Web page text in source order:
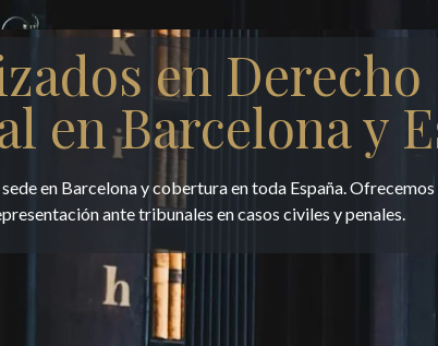
en
en Barcelona y
en Barcelona y cobertura en toda España. Ofrecemos
ante tribunales en casos civiles y penales.